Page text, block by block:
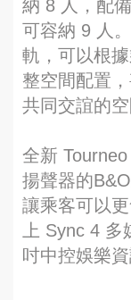
納 8 人，配
可容納 9 人
軌，可以根
整空間配置
共同交誼的空
全新
揚聲器的
讓乘客可以
上 Sync 4
吋中控娛樂資